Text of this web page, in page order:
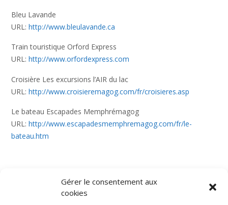
Gérer le consentement aux
cookies
Bleu Lavande
URL: http://www.bleulavande.ca
Train touristique Orford Express
URL: http://www.orfordexpress.com
Croisière Les excursions l’AIR du lac
URL: http://www.croisieremagog.com/fr/croisieres.asp
Le bateau Escapades Memphrémagog
URL: http://www.escapadesmemphremagog.com/fr/le-
bateau.htm